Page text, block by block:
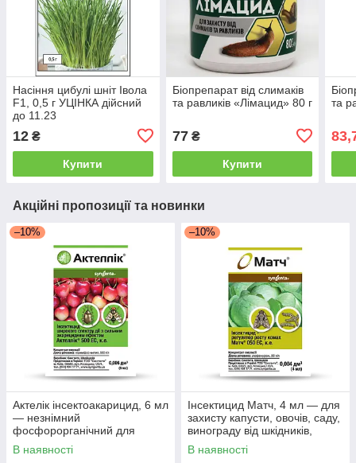
Насіння цибулі шніт Івола
F1, 0,5 г УЦІНКА дійсний
до 11.23
12 ₴
Купити
Біопрепарат від слимаків
та равликів «Лімацид» 80 г
77₴
Купити
та
Акційні пропозиції та новинки
–10%
Актелік інсектоакарицид, 6 мл
— незнімний
фосфорорганічний для
знищення шкідників,
Syngenta
В наявності
–10%
Інсектицид Матч, 4 мл — для
захисту капусти, овочів, саду,
винограду від шкідників,
В наявності